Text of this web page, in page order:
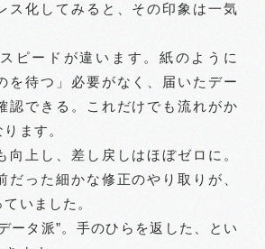
ス化してみると、その印象は一気
ピードが違います。紙のように
を待つ」必要がなく、届いたデー
認できる。これだけでも流れがか
ます。
向上し、差し戻しはほぼゼロに。
だった細かな修正のやり取りが、
いました。
ータ派”。手のひらを返した、とい